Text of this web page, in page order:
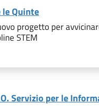
Quinte
progetto per
STEM
Servizio per le